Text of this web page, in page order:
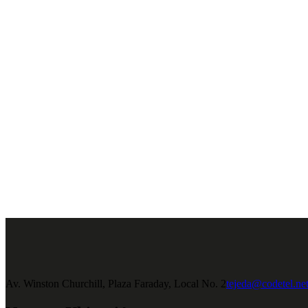
Av. Winston Churchill, Plaza Faraday, Local No. 2